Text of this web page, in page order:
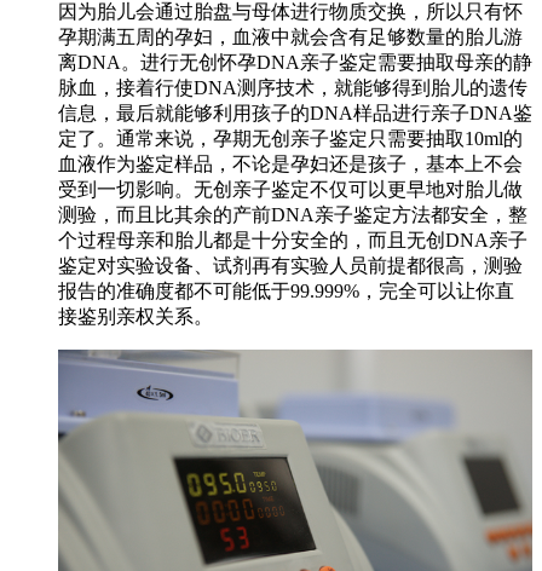
因为胎儿会通过胎盘与母体进行物质交换，所以只有怀
孕期满五周的孕妇，血液中就会含有足够数量的胎儿游
离DNA。进行无创怀孕DNA亲子鉴定需要抽取母亲的静
脉血，接着行使DNA测序技术，就能够得到胎儿的遗传
信息，最后就能够利用孩子的DNA样品进行亲子DNA鉴
定了。通常来说，孕期无创亲子鉴定只需要抽取10ml的
血液作为鉴定样品，不论是孕妇还是孩子，基本上不会
受到一切影响。无创亲子鉴定不仅可以更早地对胎儿做
测验，而且比其余的产前DNA亲子鉴定方法都安全，整
个过程母亲和胎儿都是十分安全的，而且无创DNA亲子
鉴定对实验设备、试剂再有实验人员前提都很高，测验
报告的准确度都不可能低于99.999%，完全可以让你直
接鉴别亲权关系。